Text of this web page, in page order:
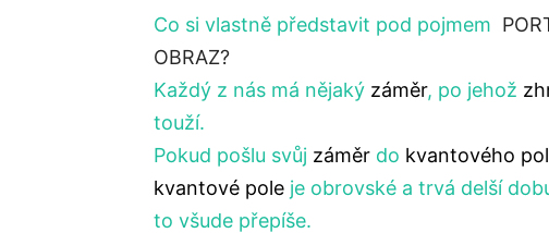
Co si vlastně představit pod pojmem
OBRAZ?
Každý z nás má nějaký záměr, po jehož
touží.
Pokud pošlu svůj záměr do kvantového
kvantové poleje obrovské a trvá delší
to všude přepíše.